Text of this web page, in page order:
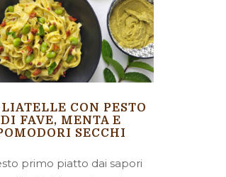
CON PESTO
DI FAVE, MENTA E
SECCHI
primo piatto dai sapori